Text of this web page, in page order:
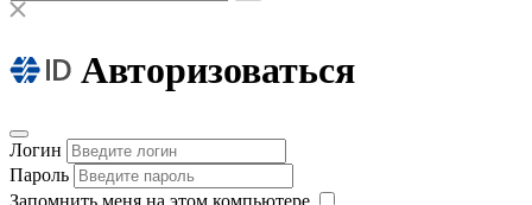
Авторизоваться
Логин
Пароль